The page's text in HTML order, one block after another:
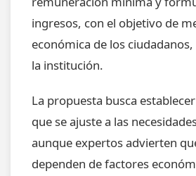
ingresos, con el objetivo de
económica de los
la institución.
La propuesta busca
que se ajuste a las
aunque expertos advierten
dependen de factores